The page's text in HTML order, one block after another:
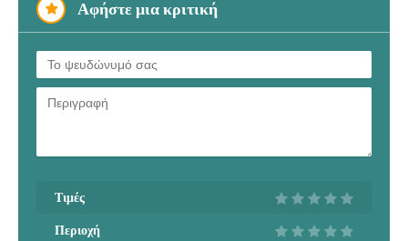
Αφήστε μια κριτική
Τιμές
Περιοχή